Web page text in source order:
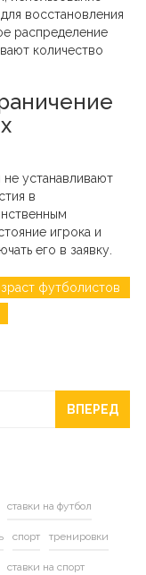
восстановления
распределение
количество
устанавливают
в
игрока и
его в заявку.
футболистов
ВПЕРЕД
ставки на футбол
спорт тренировки
ставки на спорт